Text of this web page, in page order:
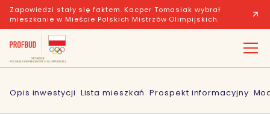
Zapowiedzi stały się faktem. Kacper Tomasiak wybrał
mieszkanie w Mieście Polskich Mistrzów Olimpijskich.
Opis inwestycji Lista mieszkań Prospekt informacyjny